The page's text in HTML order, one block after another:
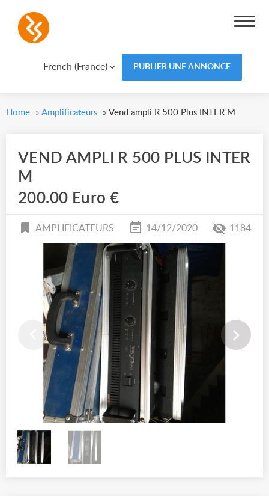
French (France) PUBLIER UNE ANNONCE
Home » Amplificateurs » Vend ampli R 500 Plus INTER M
VEND AMPLI R 500 PLUS INTER
M
200.00 Euro €
AMPLIFICATEURS 14/12/2020 1184